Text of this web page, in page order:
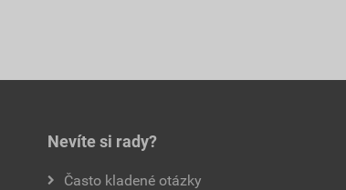
Nevíte si rady?
Často kladené otázky